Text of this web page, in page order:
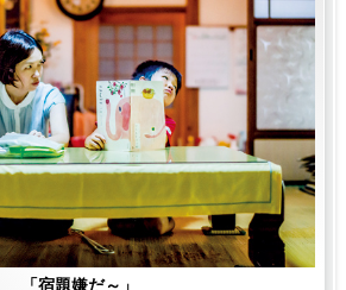
「宿題嫌だ～」